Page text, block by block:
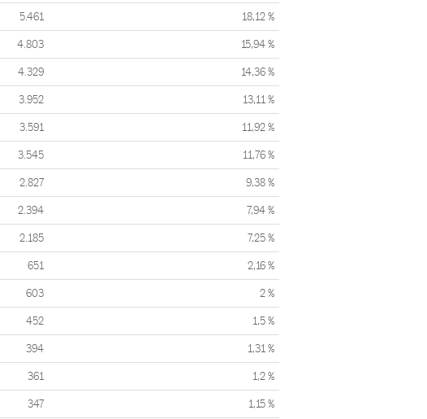
5.461 18,12 %
4.803 15,94 %
4.329 14,36 %
3.952 13,11 %
3.591 11,92 %
3.545 11,76 %
2.827 9,38 %
2.394 7,94 %
2.185 7,25 %
651 2,16 %
603 2 %
452 1,5 %
394 1,31 %
361 1,2 %
347 1,15 %